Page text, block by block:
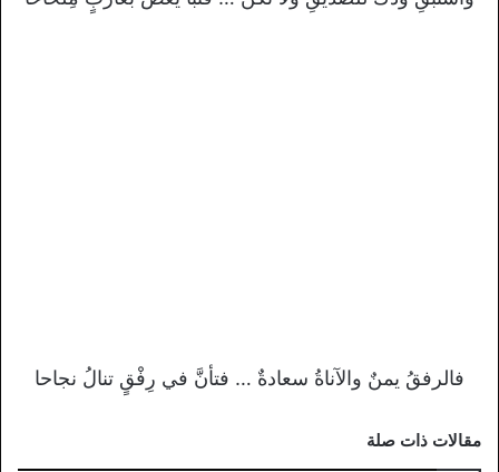
فالرفقُ يمنٌ والآناةُ سعادةٌ … فتأنَّ في رِفْقٍ تنالُ نجاحا
مقالات ذات صلة